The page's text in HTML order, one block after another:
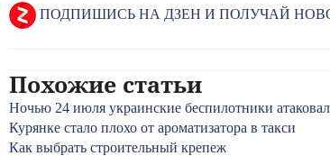
ПОДПИШИСЬ НА ДЗЕН И ПОЛУЧАЙ
Похожие статьи
Ночью 24 июля украинские беспилотники
Курянке стало плохо от ароматизатора в такси
Как выбрать строительный крепеж